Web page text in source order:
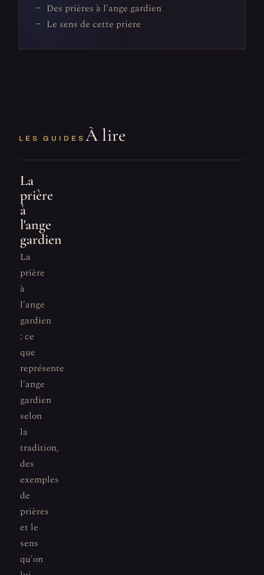
Des prières à l'ange gardien
Le sens de cette priere
LES GUIDES À lire
La
prière
à
l'ange
gardien
La
prière
à
l'ange
gardien
: ce
que
représente
l'ange
gardien
selon
la
tradition,
des
exemples
de
prières
et le
sens
qu'on